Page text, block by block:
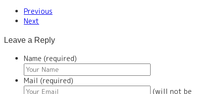
Previous
Next
Leave a Reply
Name (required)
Mail (required)
(will not be